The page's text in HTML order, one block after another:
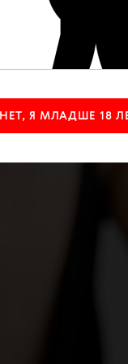
НЕТ, Я МЛАДШЕ 18